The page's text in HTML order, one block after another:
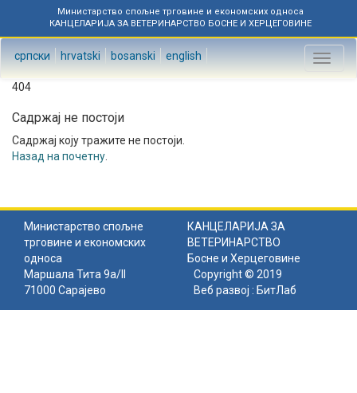
Министарство спољне трговине и економских односа
КАНЦЕЛАРИЈА ЗА ВЕТЕРИНАРСТВО БОСНЕ И ХЕРЦЕГОВИНЕ
српски hrvatski bosanski english
Toggle
404
Садржај не постоји
Садржај коју тражите не постоји.
Назад на почетну
Министарство спољне
трговине и економских
односа
КАНЦЕЛАРИЈА ЗА
ВЕТЕРИНАРСТВО
Босне и Херцеговине
Маршала Тита 9а/II
71000 Сарајево
Copyright © 2019
Веб развој : БитЛаб